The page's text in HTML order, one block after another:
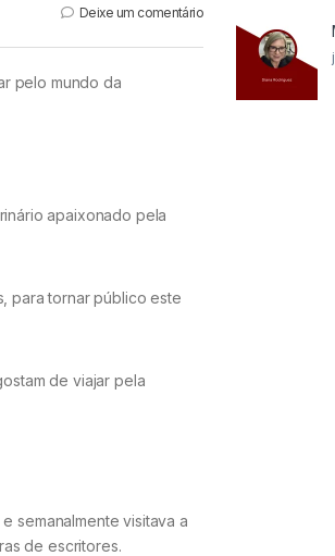
Deixe um comentário
pelo mundo da
apaixonado pela
para tornar público este
de viajar pela
semanalmente visitava a
de escritores.